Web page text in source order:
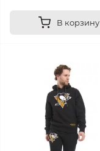
В корзину